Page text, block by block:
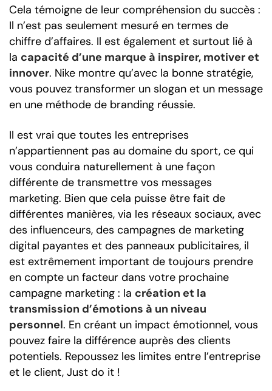
Cela témoigne de leur compréhension du succès :
Il n’est pas seulement mesuré en termes de
chiffre d’affaires. Il est également et surtout lié à
la capacité d’une marque à inspirer, motiver et
innover. Nike montre qu’avec la bonne stratégie,
vous pouvez transformer un slogan et un message
en une méthode de branding réussie.
Il est vrai que toutes les entreprises
n’appartiennent pas au domaine du sport, ce qui
vous conduira naturellement à une façon
différente de transmettre vos messages
marketing. Bien que cela puisse être fait de
différentes manières, via les réseaux sociaux, avec
des influenceurs, des campagnes de marketing
digital payantes et des panneaux publicitaires, il
est extrêmement important de toujours prendre
en compte un facteur dans votre prochaine
campagne marketing : la création et la
transmission d’émotions à un niveau
personnel. En créant un impact émotionnel, vous
pouvez faire la différence auprès des clients
potentiels. Repoussez les limites entre l’entreprise
et le client, Just do it !